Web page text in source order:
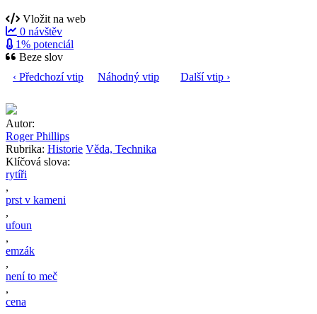
Vložit na web
0 návštěv
1% potenciál
Beze slov
‹ Předchozí vtip
Náhodný vtip Další vtip ›
Autor:
Roger Phillips
Rubrika: Historie Věda, Technika
Klíčová slova:
rytíři
,
prst v kameni
,
ufoun
,
emzák
,
není to meč
,
cena